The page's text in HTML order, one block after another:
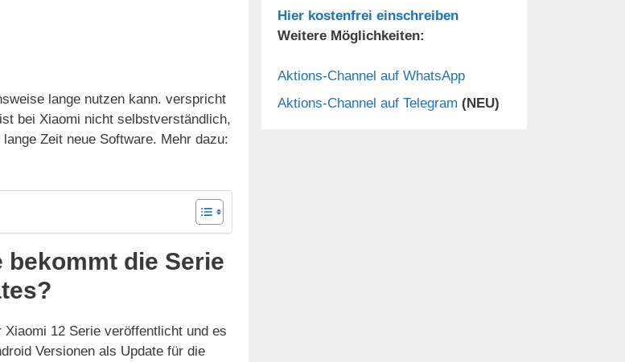
lange nutzen kann. verspricht
bei Xiaomi nicht selbstverständlich,
Zeit neue Software. Mehr dazu:
bekommt die Serie
12 Serie veröffentlicht und es
Versionen als Update für die
Hier kostenfrei einschreiben
Weitere Möglichkeiten:
Aktions-Channel auf WhatsApp
Aktions-Channel auf Telegram (NEU)